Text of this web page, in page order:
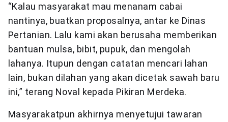
“Kalau masyarakat mau menanam cabai
nantinya, buatkan proposalnya, antar ke Dinas
Pertanian. Lalu kami akan berusaha memberikan
bantuan mulsa, bibit, pupuk, dan mengolah
lahanya. Itupun dengan catatan mencari lahan
lain, bukan dilahan yang akan dicetak sawah baru
ini,” terang Noval kepada Pikiran Merdeka.
Masyarakatpun akhirnya menyetujui tawaran